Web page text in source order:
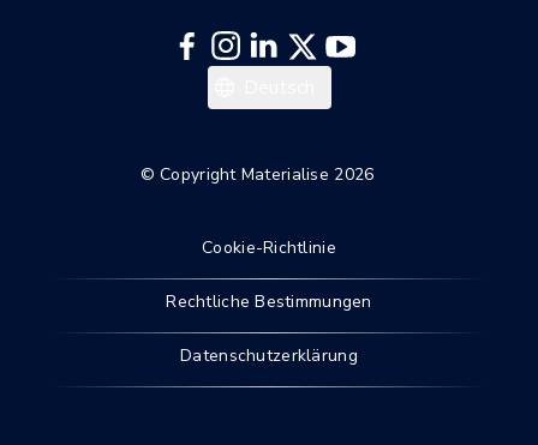
Français
© Copyright Materialise 2026
Cookie-Richtlinie
Rechtliche Bestimmungen
Datenschutzerklärung